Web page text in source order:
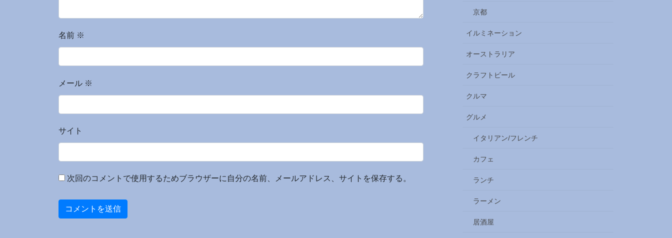
名前 ※
メール ※
サイト
次回のコメントで使用するためブラウザーに自分の名前、メールアドレス、サイトを保存する。
京都
イルミネーション
オーストラリア
クラフトビール
クルマ
グルメ
イタリアン/フレンチ
カフェ
ランチ
ラーメン
居酒屋